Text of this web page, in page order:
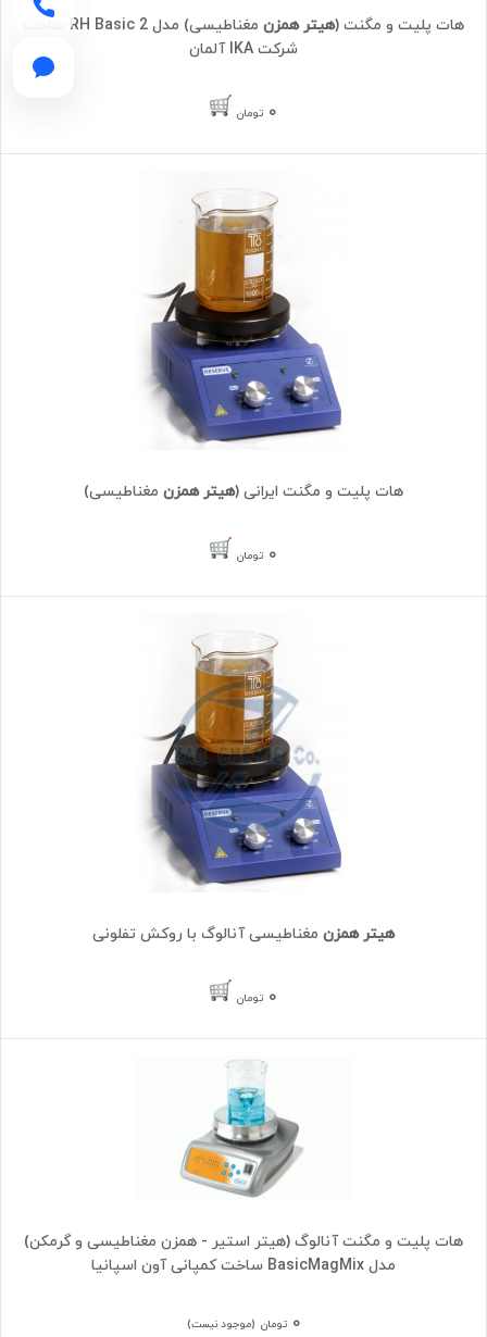
هات پلیت و مگنت (هیتر همزن
شرکت IKA آلمان
۰ تومان
هات پلیت و مگنت ایرانی (هیتر همزن مغناطیسی)
۰ تومان
هیتر همزن مغناطیسی آنالوگ با روکش تفلونی
۰ تومان
هات پلیت و مگنت آنالوگ (هیتر استیر - همزن مغناطیسی و گرمکن)
مدل BasicMagMix ساخت کمپانی آون اسپانیا
۰ تومان (موجود نیست)